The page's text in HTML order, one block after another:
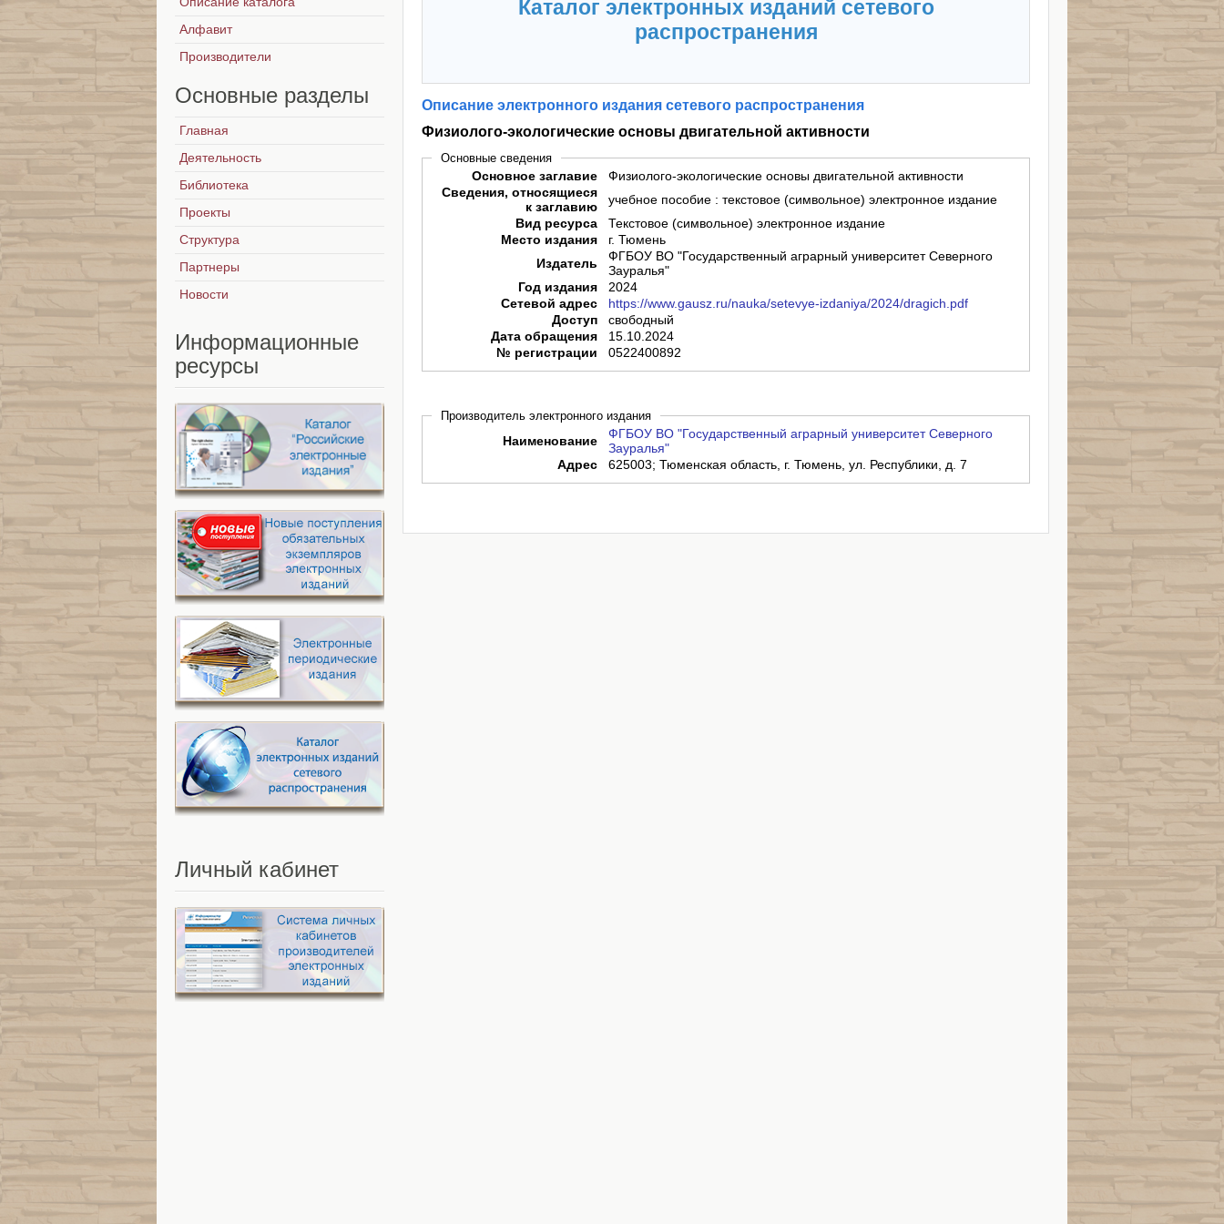
Каталог электронных изданий сетевого
распространения
Описание электронного издания сетевого распространения
Физиолого-экологические основы двигательной активности
Основные сведения
Основное заглавие
Физиолого-экологические основы двигательной активности
Сведения, относящиеся
к заглавию
учебное пособие : текстовое (символьное) электронное издание
Вид ресурса
Текстовое (символьное) электронное издание
Место издания
г. Тюмень
Издатель
ФГБОУ ВО "Государственный аграрный университет Северного
Зауралья"
Год издания
2024
Сетевой адрес
https://www.gausz.ru/nauka/setevye-izdaniya/2024/dragich.pdf
Доступ
свободный
Дата обращения
15.10.2024
№ регистрации
0522400892
Производитель электронного издания
Наименование
ФГБОУ ВО "Государственный аграрный университет Северного
Зауралья"
Адрес
625003; Тюменская область, г. Тюмень, ул. Республики, д. 7
Алфавит
Производители
Основные разделы
Главная
Деятельность
Библиотека
Проекты
Структура
Партнеры
Новости
Информационные
ресурсы
Личный кабинет